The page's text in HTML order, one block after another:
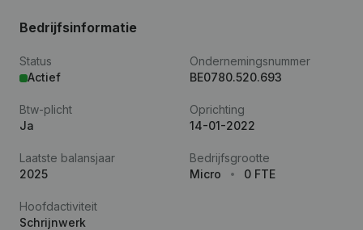
Bedrijfsinformatie
Status
Actief
Ondernemingsnummer
BE0780.520.693
Btw-plicht
Ja
Oprichting
14-01-2022
Laatste balansjaar
2025
Bedrijfsgrootte
Micro
0 FTE
Hoofdactiviteit
Schrijnwerk